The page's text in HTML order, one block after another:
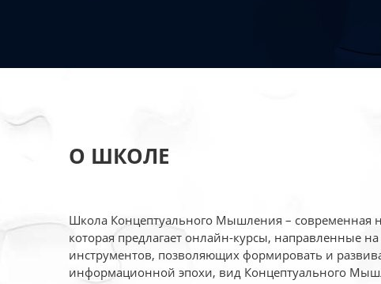
О ШКОЛЕ
Школа Концептуального Мышления – современная
которая предлагает онлайн-курсы, направленные
инструментов, позволяющих формировать и
информационной эпохи, вид Концептуального